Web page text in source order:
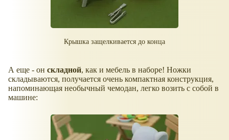
Крышка защелкивается до конца
А еще - он складной, как и мебель в наборе! Ножки
складываются, получается очень компактная конструкция,
напоминающая необычный чемодан, легко возить с собой в
машине: